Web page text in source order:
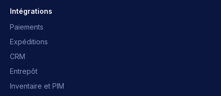
Intégrations
Paiements
Expéditions
CRM
Entrepôt
Inventaire et PIM